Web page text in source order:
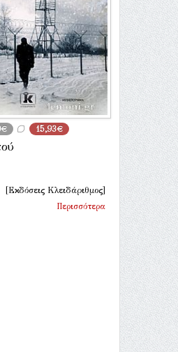
15,93€
[Εκδόσεις Κλειδάριθμος]
Περισσότερα